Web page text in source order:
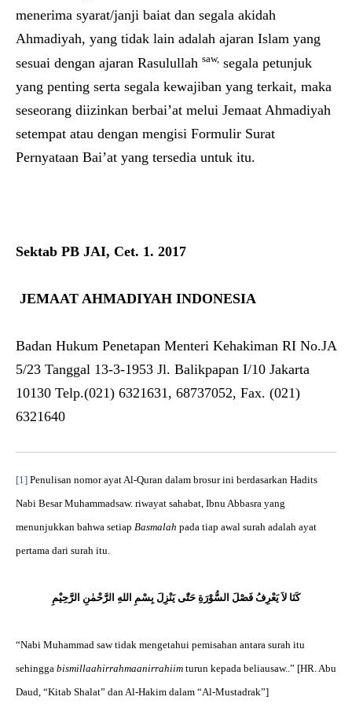
menerima syarat/janji baiat dan segala akidah
Ahmadiyah, yang tidak lain adalah ajaran Islam yang
sesuai dengan ajaran Rasulullah saw, segala petunjuk
yang penting serta segala kewajiban yang terkait, maka
seseorang diizinkan berbai’at melui Jemaat Ahmadiyah
setempat atau dengan mengisi Formulir Surat
Pernyataan Bai’at yang tersedia untuk itu.
Sektab PB JAI, Cet. 1. 2017
JEMAAT AHMADIYAH INDONESIA
Badan Hukum Penetapan Menteri Kehakiman RI No.JA
5/23 Tanggal 13-3-1953 Jl. Balikpapan I/10 Jakarta
10130 Telp.(021) 6321631, 68737052, Fax. (021)
6321640
[1] Penulisan nomor ayat Al-Quran dalam brosur ini berdasarkan Hadits
Nabi Besar Muhammadsaw. riwayat sahabat, Ibnu Abbasra yang
menunjukkan bahwa setiap Basmalah pada tiap awal surah adalah ayat
pertama dari surah itu.
كَنَا لاَ يَعْرِفُ فَصْلَ السُّوْرَةِ حَتّٰى يَنْزِلَ بِسْمِ اللهِ الرَّحْمٰنِ الرَّحِيْمِ
“Nabi Muhammad saw tidak mengetahui pemisahan antara surah itu
sehingga bismillaahirrahmaanirrahiim turun kepada beliausaw..” [HR. Abu
Daud, “Kitab Shalat” dan Al-Hakim dalam “Al-Mustadrak”]